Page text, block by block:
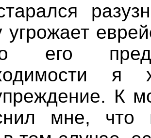
угрожает
его
я
К
мне, что